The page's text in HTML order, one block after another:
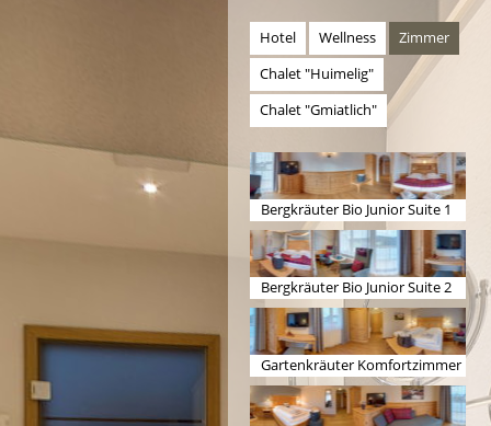
Hotel Wellness
Zimmer
Chalet "Huimelig"
Chalet "Gmiatlich"
Bergkräuter Bio Junior Suite 1
Bergkräuter Bio Junior Suite 2
Gartenkräuter Komfortzimmer
1